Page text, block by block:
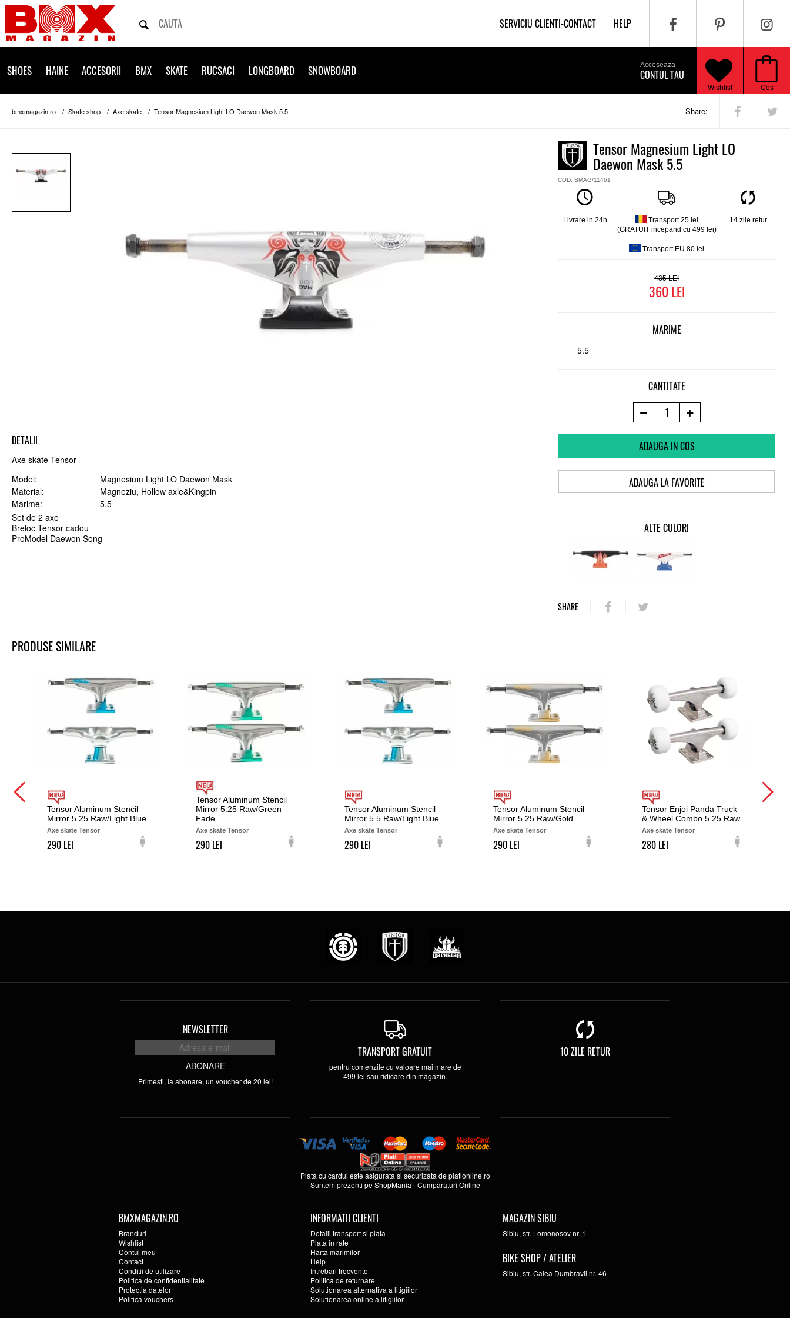
SERVICIU CLIENTI-CONTACT HELP
Cos
Wishlist
Acceseaza
CONTUL TAU
SHOES HAINE ACCESORII BMX SKATE RUCSACI LONGBOARD SNOWBOARD
Share:
bmxmagazin.ro Skate shop Axe skate Tensor Magnesium Light LO Daewon Mask 5.5
DETALII
Axe skate Tensor
Model
Magnesium Light LO Daewon Mask
Material
Magneziu, Hollow axle&Kingpin
Marime
5.5
Set de 2 axe
Breloc Tensor cadou
ProModel Daewon Song
Tensor Magnesium Light LO
Daewon Mask 5.5
COD: BMAG/11461
Livrare in 24h
Transport 25 lei
(GRATUIT incepand cu 499 lei)
Transport EU 80 lei
14 zile retur
435
360
MARIME
5.5
CANTITATE
ADAUGA IN COS
ADAUGA LA FAVORITE
ALTE CULORI
SHARE
PRODUSE SIMILARE
Tensor Aluminum Stencil
Mirror 5.25 Raw/Light Blue
Axe skate Tensor
290
Tensor Aluminum Stencil
Mirror 5.25 Raw/Green
Fade
Axe skate Tensor
290
Tensor Aluminum Stencil
Mirror 5.5 Raw/Light Blue
Axe skate Tensor
290
Tensor Aluminum Stencil
Mirror 5.25 Raw/Gold
Axe skate Tensor
290
Tensor Enjoi Panda Truck
& Wheel Combo 5.25 Raw
Axe skate Tensor
280
NEWSLETTER
ABONARE
Primesti, la abonare, un voucher de 20 lei!
TRANSPORT GRATUIT
pentru comenzile cu valoare mai mare de
499 lei sau ridicare din magazin.
10 ZILE RETUR
Plata cu cardul este asigurata si securizata deplationline.ro
Suntem prezenti peShopMania -Cumparaturi Online
BMXMAGAZIN.RO
Branduri
Wishlist
Contul meu
Contact
Conditii de utilizare
Politica de confidentialitate
Protectia datelor
Politica vouchers
INFORMATII CLIENTI
Detalii transport si plata
Plata in rate
Harta marimilor
Help
Intrebari frecvente
Politica de returnare
Solutionarea alternativa a litigiilor
Solutionarea online a litigiilor
MAGAZIN SIBIU
Sibiu, str. Lomonosov nr. 1
BIKE SHOP / ATELIER
Sibiu, str. Calea Dumbravii nr. 46